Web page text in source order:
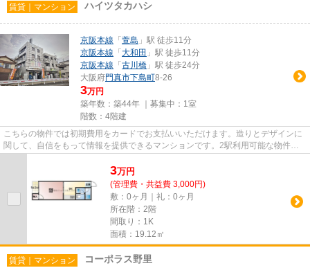
賃貸｜マンション ハイツタカハシ
京阪本線 「 萱島 」駅 徒歩11分
京阪本線 「 大和田 」駅 徒歩11分
京阪本線 「 古川橋 」駅 徒歩24分
大阪府門真市下島町8-26
3万円
築年数：築44年 ｜募集中： 1室
階数：4階建
こちらの物件では初期費用をカードでお支払いいただけます。造りとデザインに
関して、自信をもって情報を提供できるマンションです。2駅利用可能な物件な
3万円
(管理費・共益費 3,000円)
敷：0ヶ月｜礼：0ヶ月
所在階：2階
間取り：1K
面積：19.12㎡
賃貸｜マンション コーポラス野里